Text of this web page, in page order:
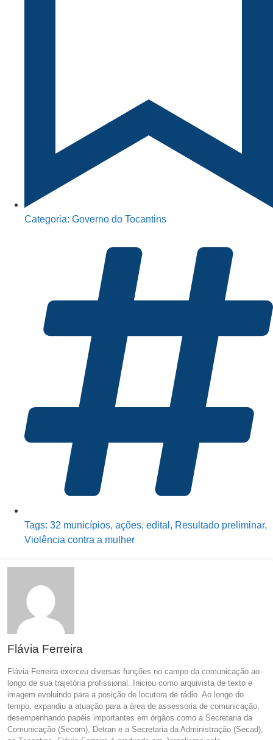
Categoria: Governo do Tocantins
Tags: 32 municípios, ações, edital , Resultado preliminar,
Violência contra a mulher
Flávia Ferreira
Flávia Ferreira exerceu diversas funções no campo da comunicação ao
longo de sua trajetória profissional. Iniciou como arquivista de texto e
imagem evoluindo para a posição de locutora de rádio. Ao longo do
tempo, expandiu a atuação para a área de assessoria de comunicação,
desempenhando papéis importantes em órgãos como a Secretaria da
Comunicação (Secom), Detran e a Secretaria da Administração (Secad),